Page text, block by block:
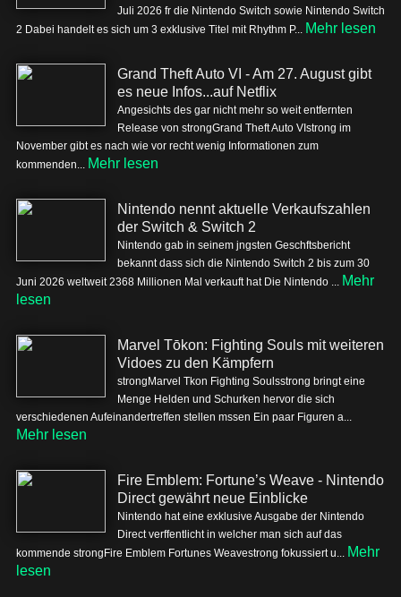
Juli 2026 fr die Nintendo Switch sowie Nintendo Switch
2 Dabei handelt es sich um 3 exklusive Titel mit Rhythm P... Mehr lesen
Grand Theft Auto VI - Am 27. August gibt
es neue Infos...auf Netflix
Angesichts des gar nicht mehr so weit entfernten
Release von strongGrand Theft Auto VIstrong im
November gibt es nach wie vor recht wenig Informationen zum
kommenden... Mehr lesen
Nintendo nennt aktuelle Verkaufszahlen
der Switch & Switch 2
Nintendo gab in seinem jngsten Geschftsbericht
bekannt dass sich die Nintendo Switch 2 bis zum 30
Juni 2026 weltweit 2368 Millionen Mal verkauft hat Die Nintendo ... Mehr
lesen
Marvel Tōkon: Fighting Souls mit weiteren
Vidoes zu den Kämpfern
strongMarvel Tkon Fighting Soulsstrong bringt eine
Menge Helden und Schurken hervor die sich
verschiedenen Aufeinandertreffen stellen mssen Ein paar Figuren a...
Mehr lesen
Fire Emblem: Fortune’s Weave - Nintendo
Direct gewährt neue Einblicke
Nintendo hat eine exklusive Ausgabe der Nintendo
Direct verffentlicht in welcher man sich auf das
kommende strongFire Emblem Fortunes Weavestrong fokussiert u... Mehr
lesen